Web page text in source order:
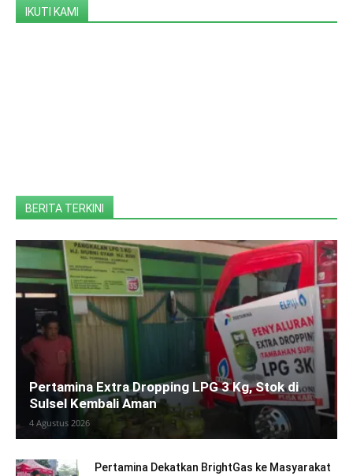
IKUTI KAMI
BERITA TERKINI
Pertamina Extra Dropping LPG 3 Kg, Stok di
Sulsel Kembali Aman
4 Agustus 2026
Pertamina Dekatkan BrightGas ke Masyarakat